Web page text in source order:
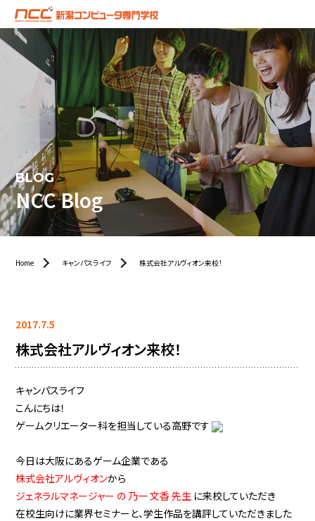
BLOG
NCC Blog
Home キャンパスライフ 株式会社アルヴィオン来校！
2017.7.5
株式会社アルヴィオン来校！
キャンパスライフ
こんにちは！
ゲームクリエーター科を担当している高野です
今日は大阪にあるゲーム企業である
株式会社アルヴィオンから
ジェネラルマネージャー の 乃一 文香 先生 に来校していただき
在校生向けに業界セミナーと、学生作品を講評していただきました